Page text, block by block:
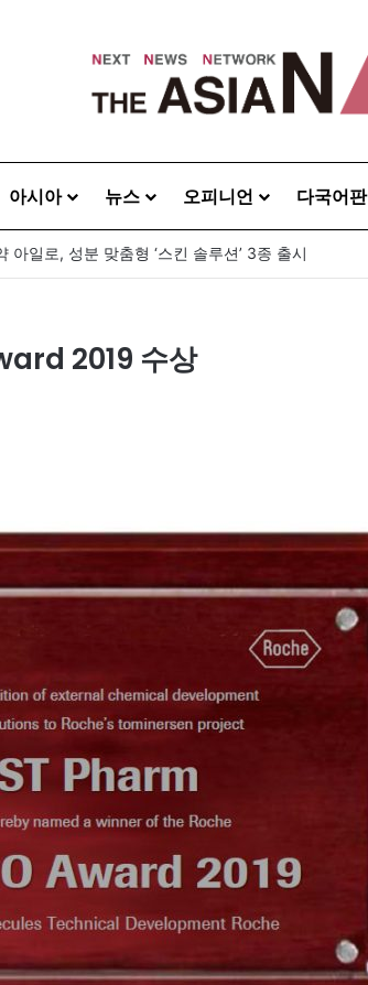
아시아 뉴스 오피니언 다국어판
아일로, 성분 맞춤형 ‘스킨 솔루션’ 3종 출시
2019 수상